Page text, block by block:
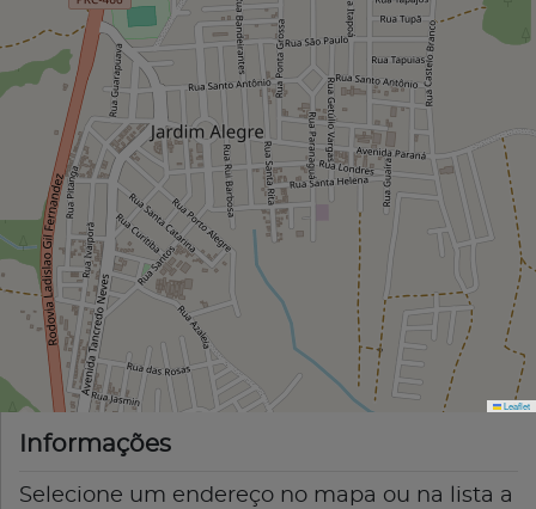
Leaflet
Informações
Selecione um endereço no mapa ou na lista a